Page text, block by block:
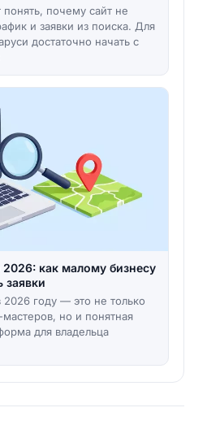
понять, почему сайт не
и заявки из поиска. Для
достаточно начать с
как малому бизнесу
заявки
году — это не только
но и понятная
для владельца